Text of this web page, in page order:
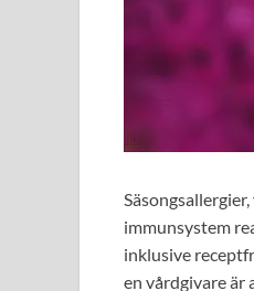
immunsystem
inklusive
en vårdgivare är